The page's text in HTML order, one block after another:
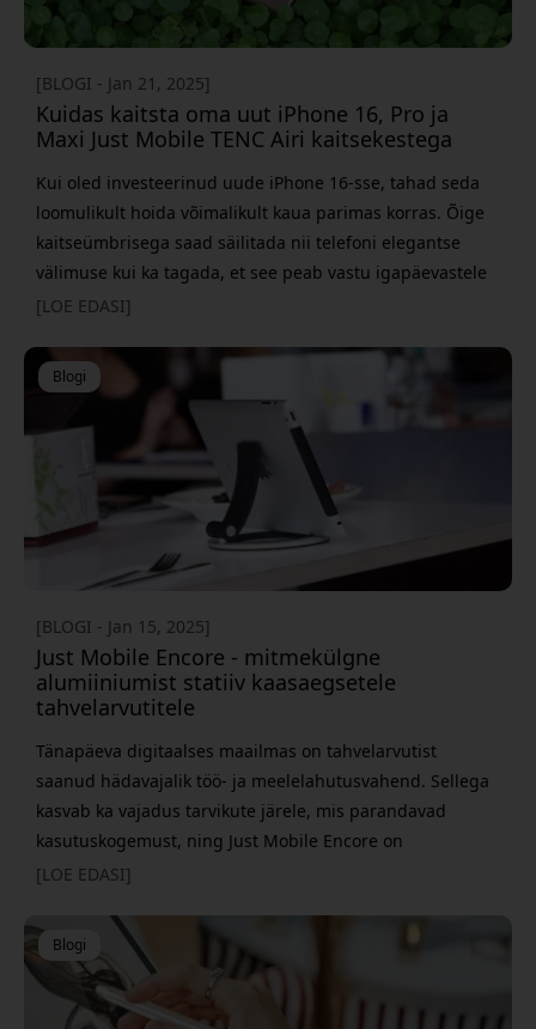
[BLOGI - Jan 21, 2025]
Kuidas kaitsta oma uut iPhone 16, Pro ja
Maxi Just Mobile TENC Airi kaitsekestega
Kui oled investeerinud uude iPhone 16-sse, tahad seda
loomulikult hoida võimalikult kaua parimas korras. Õige
kaitseümbrisega saad säilitada nii telefoni elegantse
välimuse kui ka tagada, et see peab vastu igapäevastele
väljakutsetele. TENC Air kaitseümbris pakub seda
viimistletud disainiga TENC Air paistab silma
läbimõeldud ja lööke pehmendava konstruktsiooniga. St
[LOE EDASI]
Blogi
[BLOGI - Jan 15, 2025]
Just Mobile Encore - mitmekülgne
alumiiniumist statiiv kaasaegsetele
tahvelarvutitele
Tänapäeva digitaalses maailmas on tahvelarvutist
saanud hädavajalik töö- ja meelelahutusvahend. Sellega
kasvab ka vajadus tarvikute järele, mis parandavad
kasutuskogemust, ning Just Mobile Encore on
läbimõeldud lahendus kõigile, kes otsivad oma iPadile või
Just Mobile Encore paistab silma oma hoolikalt
läbimõeldud alumiiniumkonstruktsiooniga. Minimalistlik
disain, mill
[LOE EDASI]
Blogi